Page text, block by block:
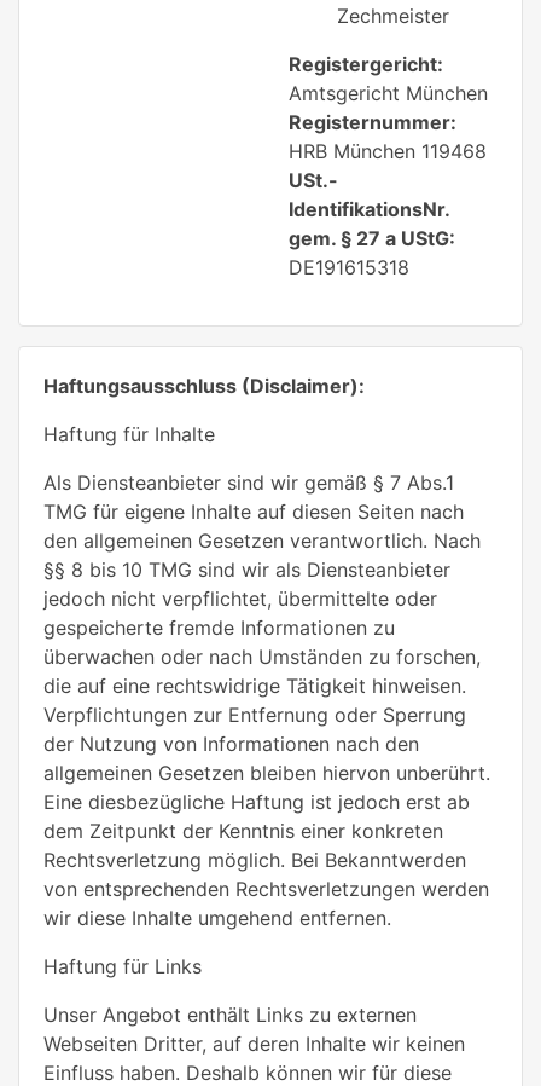
Zechmeister
Registergericht:
Amtsgericht München
Registernummer:
HRB München 119468
USt.-
IdentifikationsNr.
gem. § 27 a UStG:
DE191615318
Haftungsausschluss (Disclaimer):
Haftung für Inhalte
Als Diensteanbieter sind wir gemäß § 7 Abs.1
TMG für eigene Inhalte auf diesen Seiten nach
den allgemeinen Gesetzen verantwortlich. Nach
§§ 8 bis 10 TMG sind wir als Diensteanbieter
jedoch nicht verpflichtet, übermittelte oder
gespeicherte fremde Informationen zu
überwachen oder nach Umständen zu forschen,
die auf eine rechtswidrige Tätigkeit hinweisen.
Verpflichtungen zur Entfernung oder Sperrung
der Nutzung von Informationen nach den
allgemeinen Gesetzen bleiben hiervon unberührt.
Eine diesbezügliche Haftung ist jedoch erst ab
dem Zeitpunkt der Kenntnis einer konkreten
Rechtsverletzung möglich. Bei Bekanntwerden
von entsprechenden Rechtsverletzungen werden
wir diese Inhalte umgehend entfernen.
Haftung für Links
Unser Angebot enthält Links zu externen
Webseiten Dritter, auf deren Inhalte wir keinen
Einfluss haben. Deshalb können wir für diese